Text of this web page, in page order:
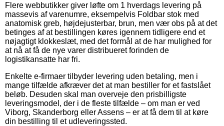
Flere webbutikker giver løfte om 1 hverdags levering på
massevis af varenumre, eksempelvis Foldbar stok med
anatomisk greb, højdejusterbar, brun, men vær obs på at det
betinges af at bestillingen køres igennem tidligere end et
nøjagtigt klokkeslæt, med det formål at de har mulighed for
at nå at få de nye varer distribueret forinden de
logistikansatte har fri.
Enkelte e-firmaer tilbyder levering uden betaling, men i
mange tilfælde afkræver det at man bestiller for et fastslået
beløb. Desuden skal man overveje den prisbilligste
leveringsmodel, der i de fleste tilfælde – om man er ved
Viborg, Skanderborg eller Assens – er at få dem til at køre
din bestilling til et udleveringssted.